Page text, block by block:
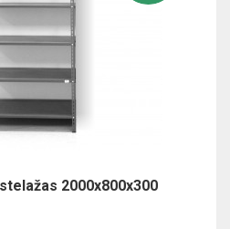
2000x800x300